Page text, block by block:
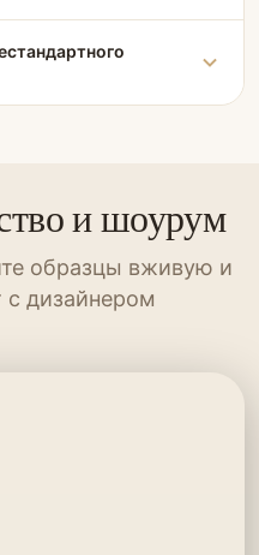
и шоурум
образцы вживую и
с дизайнером